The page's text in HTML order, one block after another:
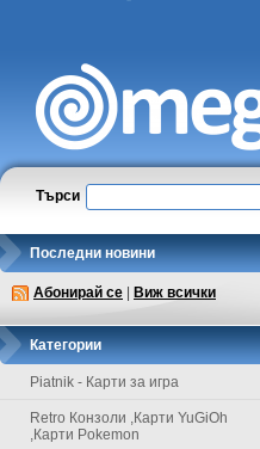
Търси
Последни новини
Абонирай се Виж всички
Категории
Piatnik - Карти за игра
Retro Конзоли ,Карти YuGiOh
,Карти Pokemon